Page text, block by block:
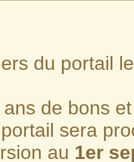
du portail
de bons
sera
au 1er